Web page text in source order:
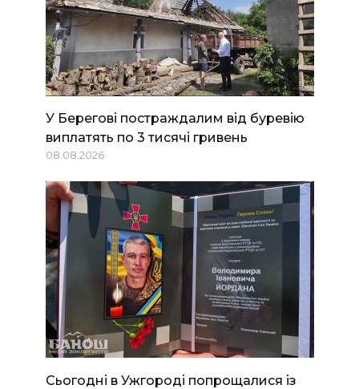
У Берегові постраждалим від буревію
виплатять по 3 тисячі гривень
08.08.2026
Сьогодні в Ужгороді попрощалися із